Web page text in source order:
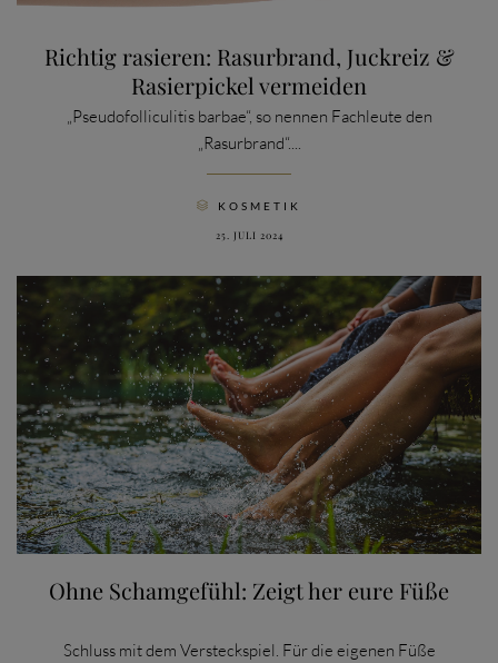
Richtig rasieren: Rasurbrand, Juckreiz &
Rasierpickel vermeiden
„Pseudofolliculitis barbae“, so nennen Fachleute den
„Rasurbrand“....
 KOSMETIK
25. JULI 2024
Ohne Schamgefühl: Zeigt her eure Füße
Schluss mit dem Versteckspiel. Für die eigenen Füße